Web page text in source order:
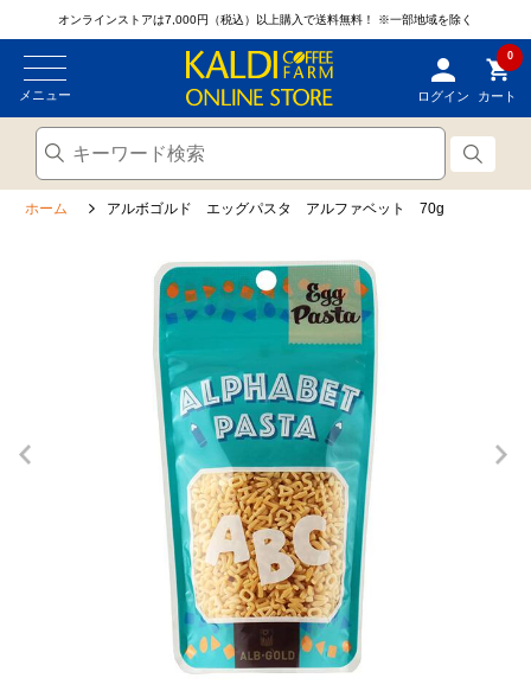
オンラインストアは7,000円（税込）以上購入で送料無料！ ※一部地域を除く
メニュー ログイン
0
カート
ホーム アルボゴルド エッグパスタ アルファベット 70g